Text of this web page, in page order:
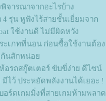
จารณาจากอะไรบ้าง
4 รุ่น หูฟังไร้สายชั้นเยี่ยมจาก
ใช้งานดี ไม่มีผิดหวัง
ะเภทที่นอน ก่อนซื้อใช้งานต้อง
กันสักหน่อ
อรถสกู๊ตเตอร์ ขับขี่ง่าย ดีไซน์
มีไว้ ประหยัดพลังงานได้เยอะ !
อร์ดเกมมิ่งที่สายเกมห้ามพลาด